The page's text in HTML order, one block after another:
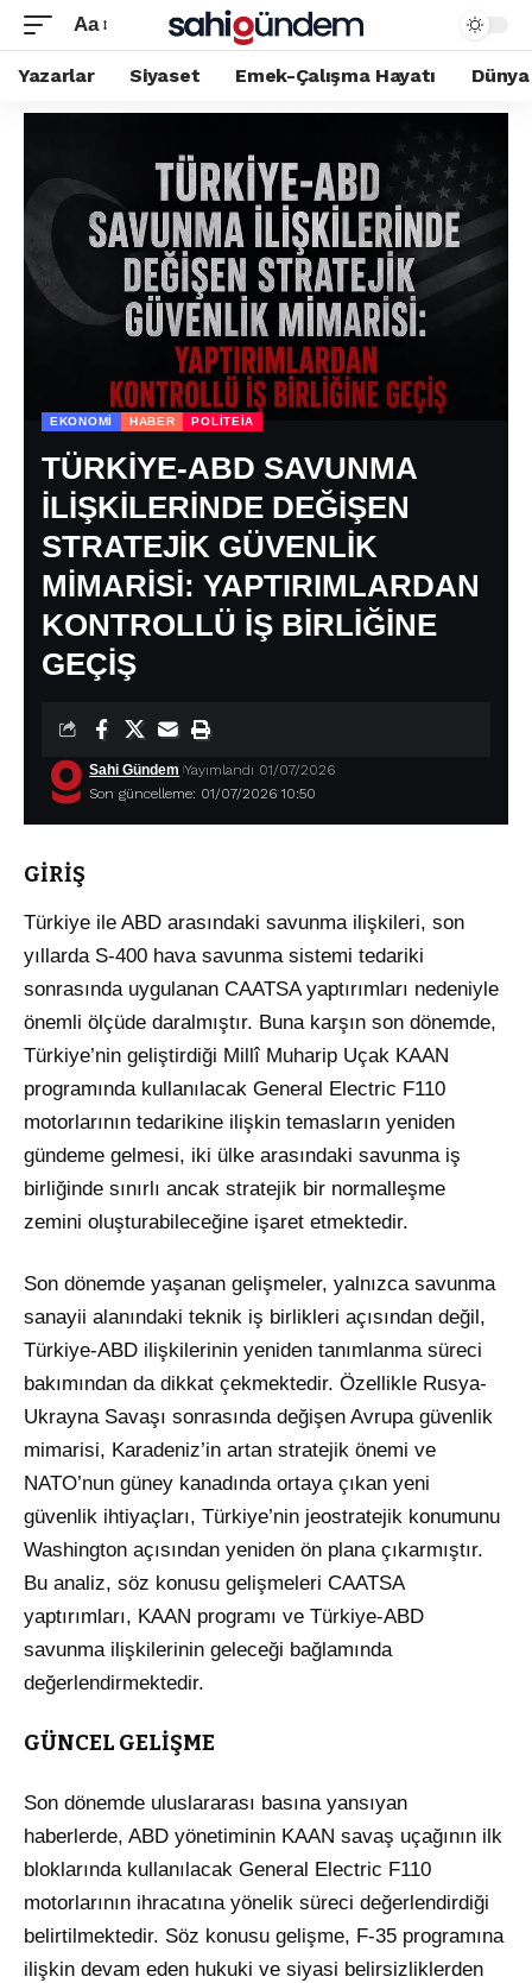
Aa
Yazarlar Siyaset Emek-Çalışma Hayatı Dünya
EKONOMI HABER POLİTEİA
TÜRKİYE-ABD SAVUNMA
İLİŞKİLERİNDE DEĞİŞEN
STRATEJİK GÜVENLİK
MİMARİSİ: YAPTIRIMLARDAN
KONTROLLÜ İŞ BİRLİĞİNE
GEÇİŞ
Son güncelleme: 01/07/2026 10:50
Sahi Gündem Yayımlandı 01/07/2026
GİRİŞ
Türkiye ile ABD arasındaki savunma ilişkileri, son
yıllarda S-400 hava savunma sistemi tedariki
sonrasında uygulanan CAATSA yaptırımları nedeniyle
önemli ölçüde daralmıştır. Buna karşın son dönemde,
Türkiye’nin geliştirdiği Millî Muharip Uçak KAAN
programında kullanılacak General Electric F110
motorlarının tedarikine ilişkin temasların yeniden
gündeme gelmesi, iki ülke arasındaki savunma iş
birliğinde sınırlı ancak stratejik bir normalleşme
zemini oluşturabileceğine işaret etmektedir.
Son dönemde yaşanan gelişmeler, yalnızca savunma
sanayii alanındaki teknik iş birlikleri açısından değil,
Türkiye-ABD ilişkilerinin yeniden tanımlanma süreci
bakımından da dikkat çekmektedir. Özellikle Rusya-
Ukrayna Savaşı sonrasında değişen Avrupa güvenlik
mimarisi, Karadeniz’in artan stratejik önemi ve
NATO’nun güney kanadında ortaya çıkan yeni
güvenlik ihtiyaçları, Türkiye’nin jeostratejik konumunu
Washington açısından yeniden ön plana çıkarmıştır.
Bu analiz, söz konusu gelişmeleri CAATSA
yaptırımları, KAAN programı ve Türkiye-ABD
savunma ilişkilerinin geleceği bağlamında
değerlendirmektedir.
GÜNCEL GELİŞME
Son dönemde uluslararası basına yansıyan
haberlerde, ABD yönetiminin KAAN savaş uçağının ilk
bloklarında kullanılacak General Electric F110
motorlarının ihracatına yönelik süreci değerlendirdiği
belirtilmektedir. Söz konusu gelişme, F-35 programına
ilişkin devam eden hukuki ve siyasi belirsizliklerden